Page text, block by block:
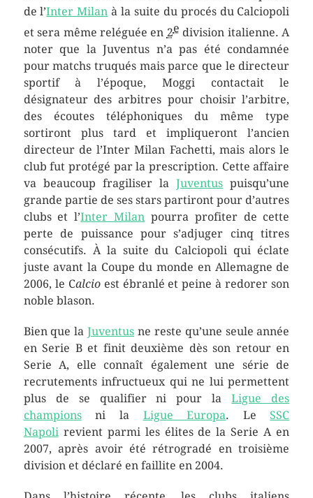
de l’Inter Milan à la suite du procés du Calciopoli
et sera même reléguée en 2e division italienne. A
noter que la Juventus n’a pas été condamnée
pour matchs truqués mais parce que le directeur
sportif à l’époque, Moggi contactait le
désignateur des arbitres pour choisir l’arbitre,
des écoutes téléphoniques du même type
sortiront plus tard et impliqueront l’ancien
directeur de l’Inter Milan Fachetti, mais alors le
club fut protégé par la prescription. Cette affaire
va beaucoup fragiliser laJuventus puisqu’une
grande partie de ses stars partiront pour d’autres
clubs et l’Inter Milan pourra profiter de cette
perte de puissance pour s’adjuger cinq titres
consécutifs. À la suite du Calciopoli qui éclate
juste avant la Coupe du monde en Allemagne de
2006, le Calcioest ébranlé et peine à redorer son
noble blason.
Bien que laJuventus ne reste qu’une seule année
en Serie B et finit deuxième dès son retour en
Serie A, elle connaît également une série de
recrutements infructueux qui ne lui permettent
plus de se qualifier ni pour laLigue des
championsni la Ligue Europa. LeSSC
Napolirevient parmi les élites de la Serie A en
2007, après avoir été rétrogradé en troisième
division et déclaré en faillite en 2004.